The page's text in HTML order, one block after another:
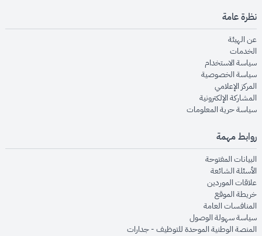
نظرة عامة
عن الهيئةopens in new window
الخدماتopens in new window
سياسة الاستخدام
سياسة الخصوصيةopens in new window
المركز الإعلاميopens in new window
المشاركة الإلكترونيةopens in new window
سياسة حرية المعلوماتopens in new window
روابط مهمة
البيانات المفتوحةopens in new window
الأسئلة الشائعةopens in new window
علاقات الموردينopens in new window
خريطة الموقعopens in new window
المنافسات العامةopens in new window
سياسة سهولة الوصولopens in new window
المنصة الوطنية الموحدة للتوظيف - جداراتopens in new window